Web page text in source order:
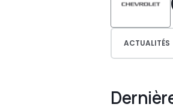
ACTUALITÉS